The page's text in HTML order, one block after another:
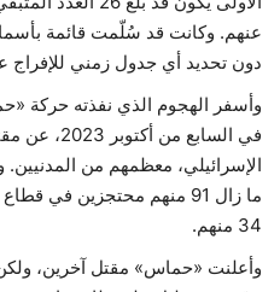
عنهم. وكانت قد سُلّمت قائمة بأسماء
دون تحديد أي جدول زمني للإفراج
وأسفر الهجوم الذي نفذته حركة
ما زال 91 منهم محتجزين في
34 منهم.
وأعلنت «حماس» مقتل آخرين،